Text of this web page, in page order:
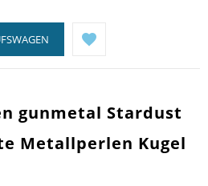
gunmetal Stardust
Metallperlen Kugel